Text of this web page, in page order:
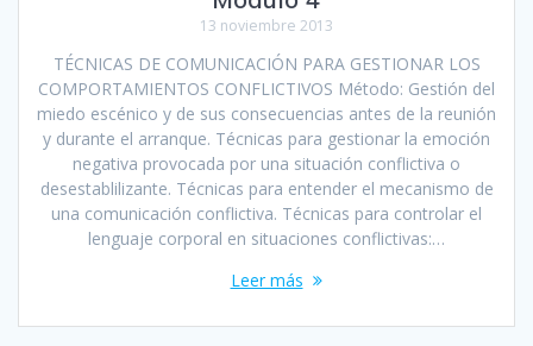
13 noviembre 2013
TÉCNICAS DE COMUNICACIÓN PARA GESTIONAR LOS
COMPORTAMIENTOS CONFLICTIVOS Método: Gestión del
miedo escénico y de sus consecuencias antes de la reunión
y durante el arranque. Técnicas para gestionar la emoción
negativa provocada por una situación conflictiva o
desestablilizante. Técnicas para entender el mecanismo de
una comunicación conflictiva. Técnicas para controlar el
lenguaje corporal en situaciones conflictivas:…
Leer más